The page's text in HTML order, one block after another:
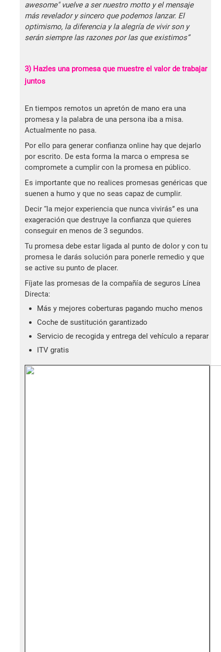
awesome" vuelve a ser nuestro motto y el mensaje
más revelador y sincero que podemos lanzar. El
optimismo, la diferencia y la alegría de vivir son y
serán siempre las razones por las que existimos”
3) Hazles una promesa que muestre el valor de trabajar
juntos
En tiempos remotos un apretón de mano era una
promesa y la palabra de una persona iba a misa.
Actualmente no pasa.
Por ello para generar confianza online hay que dejarlo
por escrito. De esta forma la marca o empresa se
compromete a cumplir con la promesa en público.
Es importante que no realices promesas genéricas que
suenen a humo y que no seas capaz de cumplir.
Decir “la mejor experiencia que nunca vivirás” es una
exageración que destruye la confianza que quieres
conseguir en menos de 3 segundos.
Tu promesa debe estar ligada al punto de dolor y con tu
promesa le darás solución para ponerle remedio y que
se active su punto de placer.
Fíjate las promesas de la compañía de seguros Línea
Directa:
Más y mejores coberturas pagando mucho menos
Coche de sustitución garantizado
Servicio de recogida y entrega del vehículo a reparar
ITV gratis